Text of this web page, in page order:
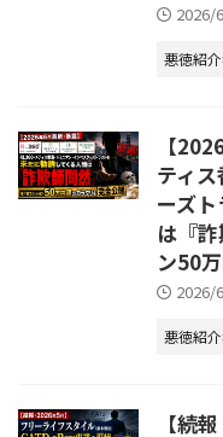
2026/
悪徳紹
【
ティ
ーズ
は『
ン50
2026/
悪徳紹
【続